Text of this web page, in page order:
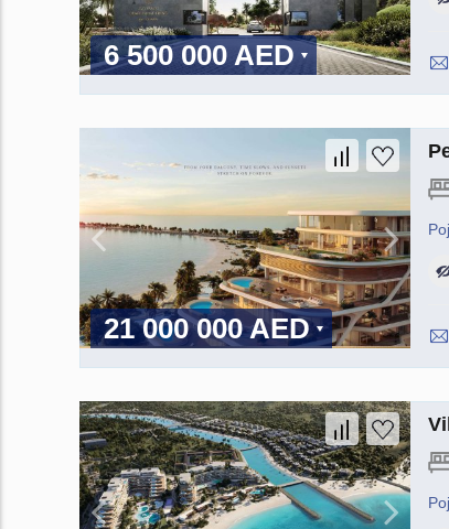
6 500 000 AED
21 000 000 AED